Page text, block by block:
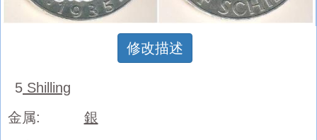
修改描述
5 Shilling
金属:
銀